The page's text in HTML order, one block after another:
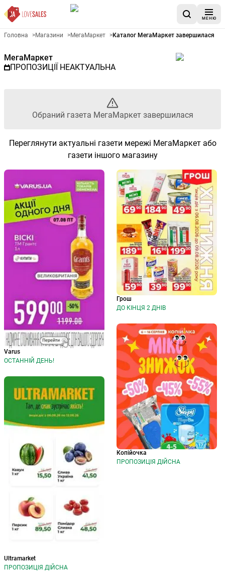
МЕНЮ
Рекламна газета
Головна >Магазини >МегаМаркет >Каталог МегаМаркет завершилася
МегаМаркет
ПРОПОЗИЦІЇ НЕАКТУАЛЬНА
Обраний газета МегаМаркет завершилася
Переглянути актуальні газети мережі МегаМаркет або
газети іншого магазину
Varus
ОСТАННІЙ ДЕНЬ!
Ultramarket
ПРОПОЗИЦІЯ ДІЙСНА
Грош
ДО КІНЦЯ 2 ДНІВ
Копійочка
ПРОПОЗИЦІЯ ДІЙСНА